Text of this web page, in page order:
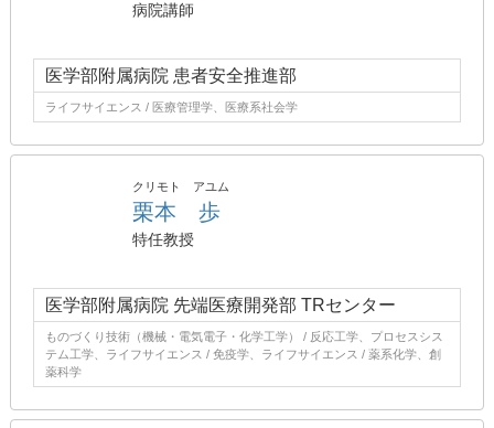
病院講師
医学部附属病院 患者安全推進部
ライフサイエンス / 医療管理学、医療系社会学
クリモト アユム
栗本 歩
特任教授
医学部附属病院 先端医療開発部 TRセンター
ものづくり技術（機械・電気電子・化学工学） / 反応工学、プロセスシス
テム工学、ライフサイエンス / 免疫学、ライフサイエンス / 薬系化学、創
薬科学